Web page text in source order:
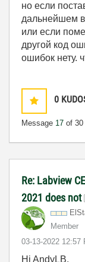
но если
дальнейшем
или если
другой код
ошибок нету.
0
Message 17 of 30
Re: Labview
2021 does not
Member
‎03-13-2022 12:57
Hi AndyLB,